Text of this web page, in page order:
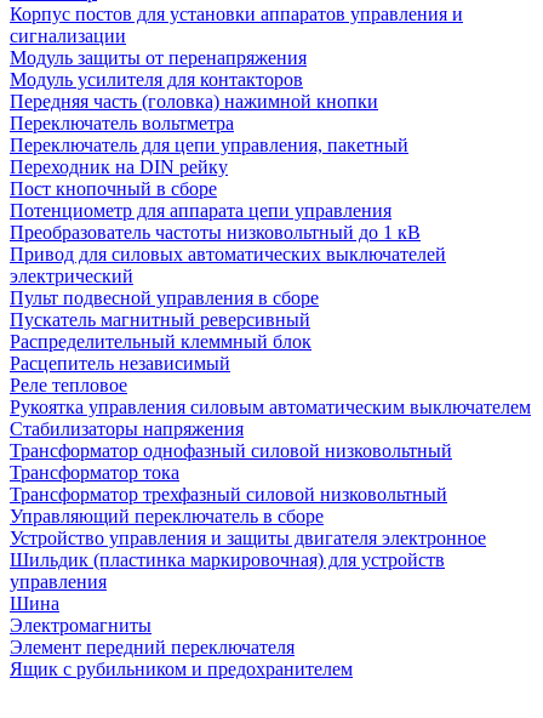
Корпус постов для установки аппаратов управления и
сигнализации
Модуль защиты от перенапряжения
Модуль усилителя для контакторов
Передняя часть (головка) нажимной кнопки
Переключатель вольтметра
Переключатель для цепи управления, пакетный
Переходник на DIN рейку
Пост кнопочный в сборе
Потенциометр для аппарата цепи управления
Преобразователь частоты низковольтный до 1 кВ
Привод для силовых автоматических выключателей
электрический
Пульт подвесной управления в сборе
Пускатель магнитный реверсивный
Распределительный клеммный блок
Расцепитель независимый
Реле тепловое
Рукоятка управления силовым автоматическим выключателем
Стабилизаторы напряжения
Трансформатор однофазный силовой низковольтный
Трансформатор тока
Трансформатор трехфазный силовой низковольтный
Управляющий переключатель в сборе
Устройство управления и защиты двигателя электронное
Шильдик (пластинка маркировочная) для устройств
управления
Шина
Электромагниты
Элемент передний переключателя
Ящик с рубильником и предохранителем